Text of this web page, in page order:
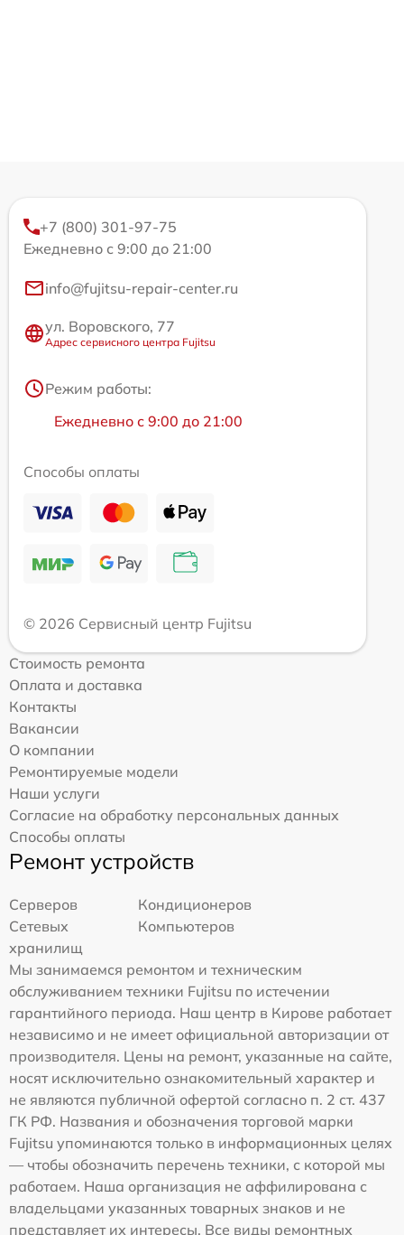
+7 (800) 301-97-75
Ежедневно с 9:00 до 21:00
info@fujitsu-repair-center.ru
ул. Воровского, 77
Адрес сервисного центра Fujitsu
Режим работы:
Ежедневно с 9:00 до 21:00
Способы оплаты
© 2026 Сервисный центр Fujitsu
Стоимость ремонта
Оплата и доставка
Контакты
Вакансии
О компании
Ремонтируемые модели
Наши услуги
Согласие на обработку персональных данных
Способы оплаты
Ремонт устройств
Серверов
Кондиционеров
Сетевых
хранилищ
Компьютеров
Мы занимаемся ремонтом и техническим
обслуживанием техники Fujitsu по истечении
гарантийного периода. Наш центр в Кирове работает
независимо и не имеет официальной авторизации от
производителя. Цены на ремонт, указанные на сайте,
носят исключительно ознакомительный характер и
не являются публичной офертой согласно п. 2 ст. 437
ГК РФ. Названия и обозначения торговой марки
Fujitsu упоминаются только в информационных целях
— чтобы обозначить перечень техники, с которой мы
работаем. Наша организация не аффилирована с
владельцами указанных товарных знаков и не
представляет их интересы. Все виды ремонтных